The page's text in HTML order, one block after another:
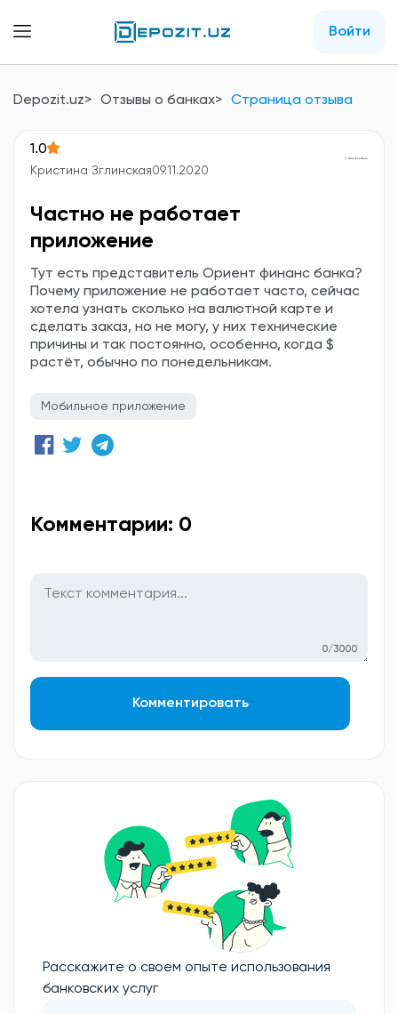
Войти
Depozit.uz Отзывы о банках Страница отзыва
1.0
Кристина Зглинская09.11.2020
Частно не работает
приложение
Тут есть представитель Ориент финанс банка?
Почему приложение не работает часто, сейчас
хотела узнать сколько на валютной карте и
сделать заказ, но не могу, у них технические
причины и так постоянно, особенно, когда $
растёт, обычно по понедельникам.
Мобильное приложение
Комментарии: 0
0/3000
Комментировать
Расскажите о своем опыте использования
банковских услуг